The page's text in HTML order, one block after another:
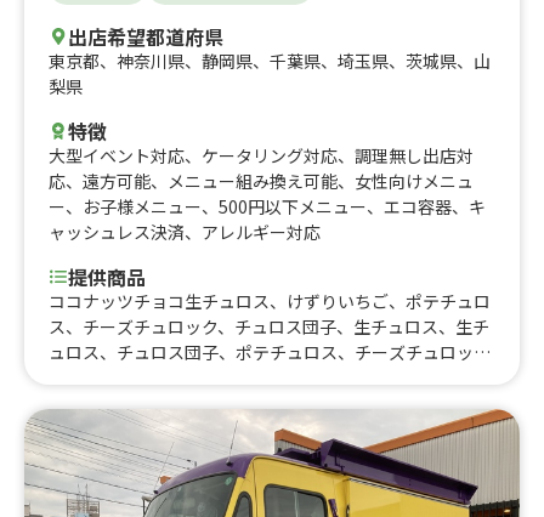
出店希望都道府県
東京都、 神奈川県、 静岡県、 千葉県、 埼玉県、 茨城県、 山
梨県
特徴
大型イベント対応、 ケータリング対応、 調理無し出店対
応、 遠方可能、 メニュー組み換え可能、 女性向けメニュ
ー、 お子様メニュー、 500円以下メニュー、 エコ容器、 キ
ャッシュレス決済、 アレルギー対応
提供商品
ココナッツチョコ生チュロス、けずりいちご、ポテチュロ
ス、チーズチュロック、チュロス団子、生チュロス、生チ
ュロス、チュロス団子、ポテチュロス、チーズチュロッ
チュロス(買取用)、ハーフチュロス団子、ホットチョコレ
ート、追いチーズトッピング